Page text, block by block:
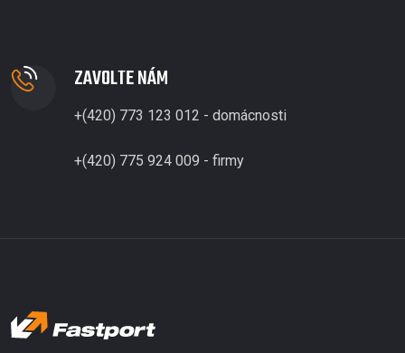
ZAVOLTE NÁM
+(420) 773 123 012 - domácnosti
+(420) 775 924 009 - firmy